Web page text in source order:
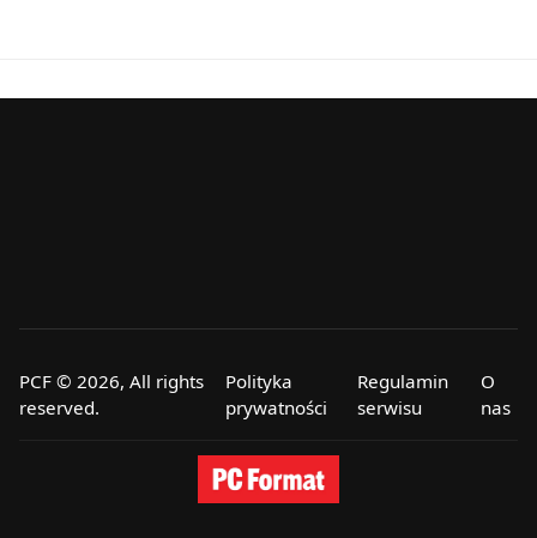
PCF © 2026, All rights
reserved.
Polityka
prywatności
Regulamin
serwisu
O
nas